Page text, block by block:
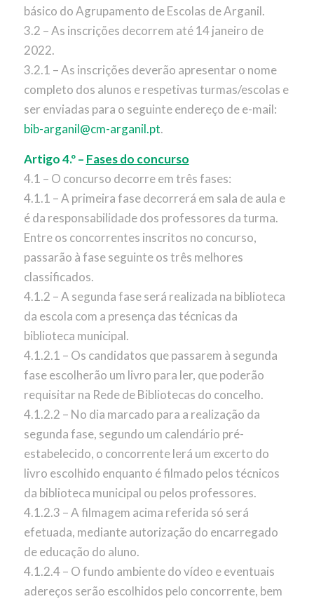
básico do Agrupamento de Escolas de Arganil.
3.2 – As inscrições decorrem até 14 janeiro de
2022.
3.2.1 – As inscrições deverão apresentar o nome
completo dos alunos e respetivas turmas/escolas e
ser enviadas para o seguinte endereço de e-mail:
bib-arganil@cm-arganil.pt.
Artigo 4.º – Fases do concurso
4.1 – O concurso decorre em três fases:
4.1.1 – A primeira fase decorrerá em sala de aula e
é da responsabilidade dos professores da turma.
Entre os concorrentes inscritos no concurso,
passarão à fase seguinte os três melhores
classificados.
4.1.2 – A segunda fase será realizada na biblioteca
da escola com a presença das técnicas da
biblioteca municipal.
4.1.2.1 – Os candidatos que passarem à segunda
fase escolherão um livro para ler, que poderão
requisitar na Rede de Bibliotecas do concelho.
4.1.2.2 – No dia marcado para a realização da
segunda fase, segundo um calendário pré-
estabelecido, o concorrente lerá um excerto do
livro escolhido enquanto é filmado pelos técnicos
da biblioteca municipal ou pelos professores.
4.1.2.3 – A filmagem acima referida só será
efetuada, mediante autorização do encarregado
de educação do aluno.
4.1.2.4 – O fundo ambiente do vídeo e eventuais
adereços serão escolhidos pelo concorrente, bem